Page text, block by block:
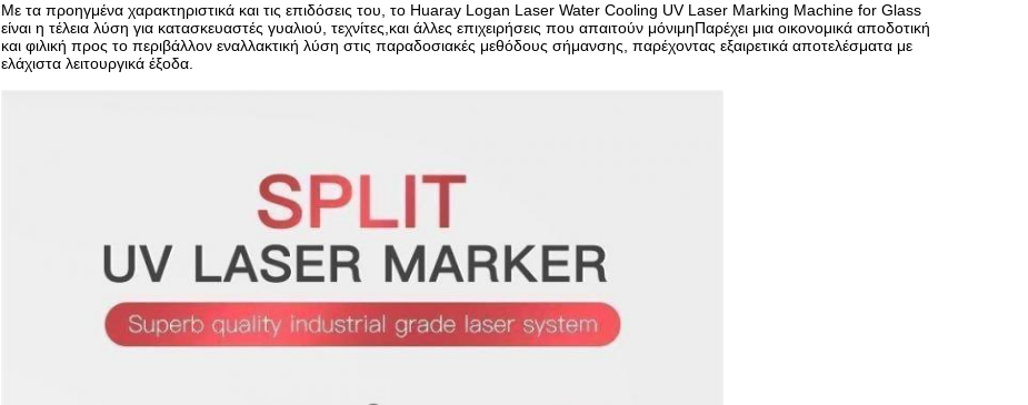
Με τα προηγμένα χαρακτηριστικά και τις επιδόσεις του, το Huaray Logan Laser Water Cooling UV Laser Marking Machine for Glass
είναι η τέλεια λύση για κατασκευαστές γυαλιού, τεχνίτες,και άλλες επιχειρήσεις που απαιτούν μόνιμηΠαρέχει μια οικονομικά αποδοτική
και φιλική προς το περιβάλλον εναλλακτική λύση στις παραδοσιακές μεθόδους σήμανσης, παρέχοντας εξαιρετικά αποτελέσματα με
ελάχιστα λειτουργικά έξοδα.